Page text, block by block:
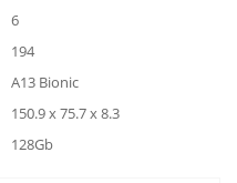
6
194
A13 Bionic
150.9 x 75.7 x 8.3
128Gb